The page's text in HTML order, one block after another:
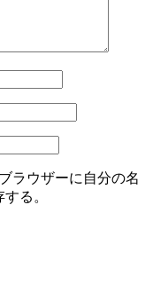
ラウザーに自分の名
る。